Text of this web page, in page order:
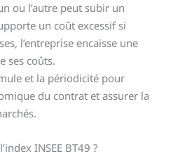
ou l’autre peut subir un
un coût excessif si
l’entreprise encaisse une
ses coûts.
et la périodicité pour
du contrat et assurer la
INSEE BT49 ?